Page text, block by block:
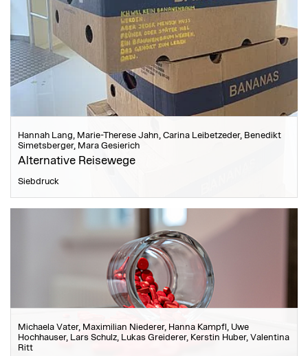
Hannah Lang, Marie-Therese Jahn, Carina Leibetzeder, Benedikt
Simetsberger, Mara Gesierich
Alternative Reisewege
Siebdruck
Michaela Vater, Maximilian Niederer, Hanna Kampfl, Uwe
Hochhauser, Lars Schulz, Lukas Greiderer, Kerstin Huber, Valentina
Ritt